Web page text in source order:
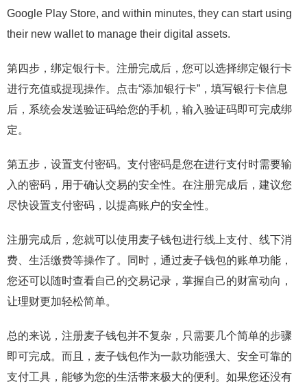
Google Play Store, and within minutes, they can start using
their new wallet to manage their digital assets.
第四步，绑定银行卡。注册完成后，您可以选择绑定银行卡
进行充值或提现操作。点击“添加银行卡”，填写银行卡信息
后，系统会发送验证码给您的手机，输入验证码即可完成绑
定。
第五步，设置支付密码。支付密码是您在进行支付时需要输
入的密码，用于确认交易的安全性。在注册完成后，建议您
尽快设置支付密码，以提高账户的安全性。
注册完成后，您就可以使用麦子钱包进行线上支付、线下消
费、生活缴费等操作了。同时，通过麦子钱包的账单功能，
您还可以随时查看自己的交易记录，掌握自己的财富动向，
让理财更加轻松简单。
总的来说，注册麦子钱包并不复杂，只需要几个简单的步骤
即可完成。而且，麦子钱包作为一款功能强大、安全可靠的
支付工具，能够为您的生活带来极大的便利。如果您还没有